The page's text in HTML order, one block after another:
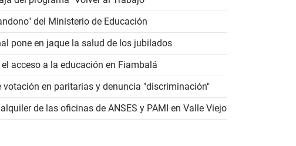
del Ministerio de Educación
pone en jaque la salud de los jubilados
acceso a la educación en Fiambalá
votación en paritarias y denuncia "discriminación"
de las oficinas de ANSES y PAMI en Valle Viejo